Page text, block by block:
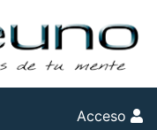
Acceso